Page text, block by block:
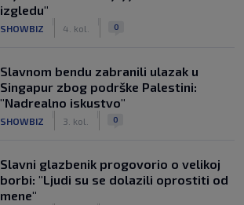
izgledu"
SHOWBIZ 4. kol. 0
Slavnom bendu zabranili ulazak u
Singapur zbog podrške Palestini:
"Nadrealno iskustvo"
SHOWBIZ 3. kol. 0
Slavni glazbenik progovorio o velikoj
borbi: "Ljudi su se dolazili oprostiti od
mene"